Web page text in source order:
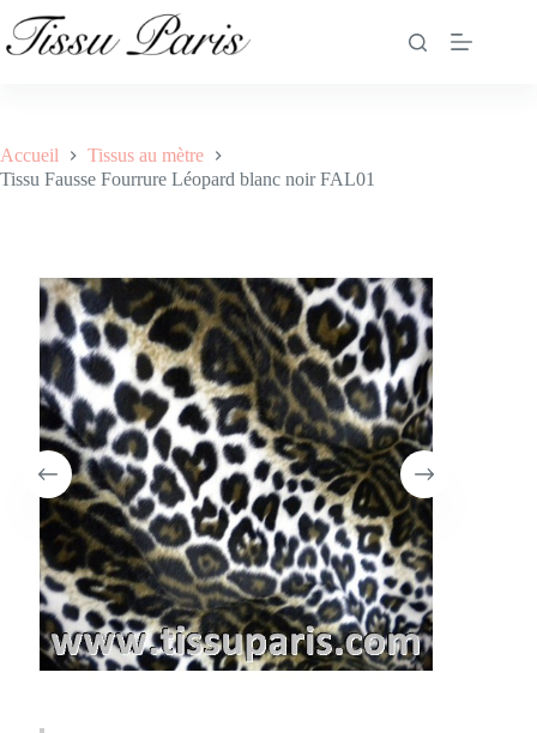
9.99€ 31 en stock
Accueil
Tissus au mètre
Tissu Fausse Fourrure Léopard blanc noir FAL01